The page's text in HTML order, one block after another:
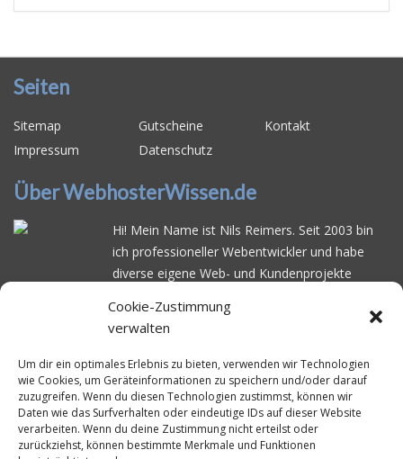
Cookie-Zustimmung
verwalten
Um dir ein optimales Erlebnis zu bieten, verwenden wir Technologien
wie Cookies, um Geräteinformationen zu speichern und/oder darauf
zuzugreifen. Wenn du diesen Technologien zustimmst, können wir
Daten wie das Surfverhalten oder eindeutige IDs auf dieser Website
verarbeiten. Wenn du deine Zustimmung nicht erteilst oder
zurückziehst, können bestimmte Merkmale und Funktionen
Seiten
Sitemap Gutscheine
Kontakt
Impressum
Datenschutz
Über WebhosterWissen.de
Hi! Mein Name ist Nils Reimers. Seit 2003 bin
ich professioneller Webentwickler und habe
diverse eigene Web- und Kundenprojekte
schwierig ist gutes Webhosting zu finden: Bei
vielen Anbietern ärgert man sich über
Serverausfälleoder überlangsame
Ladezeiten. Deswegen habe ich im Mai 2016
angefangen, die bekanntesten Webhoster
systematisch zu testen und deren
Erreichbarkeit und Ladezeit für eine typische